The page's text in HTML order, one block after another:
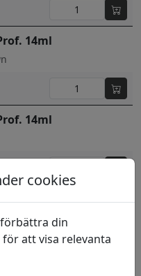
14ml
14ml
14ml
cookies
din
att visa relevanta